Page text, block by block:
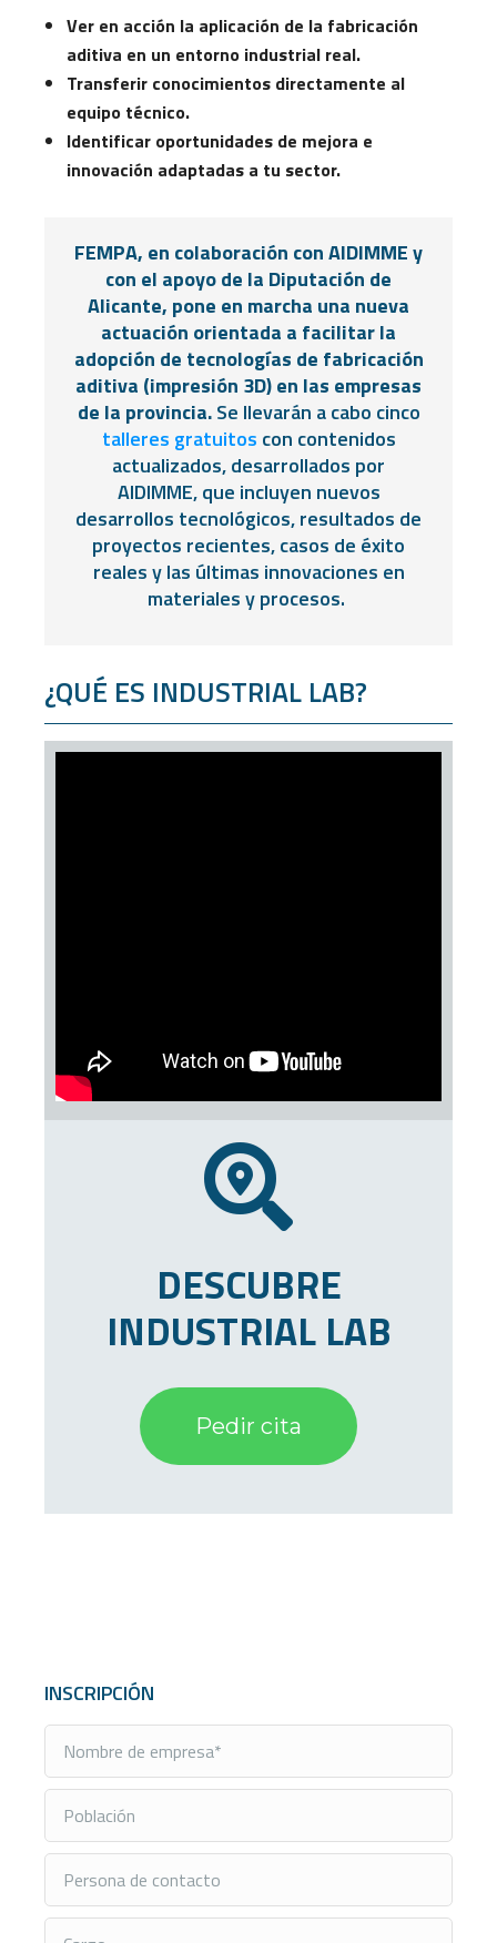
Ver en acción la aplicación de la fabricación
aditiva en un entorno industrial real.
Transferir conocimientos directamente al
equipo técnico.
Identificar oportunidades de mejora e
innovación adaptadas a tu sector.
FEMPA, en colaboración con AIDIMME y
con el apoyo de la Diputación de
Alicante, pone en marcha una nueva
actuación orientada a facilitar la
adopción de tecnologías de fabricación
aditiva (impresión 3D) en las empresas
de la provincia.Se llevarán a cabo cinco
talleres gratuitos con contenidos
actualizados, desarrollados por
AIDIMME, que incluyen nuevos
desarrollos tecnológicos, resultados de
proyectos recientes, casos de éxito
reales y las últimas innovaciones en
materiales y procesos.
¿QUÉ ES INDUSTRIAL LAB?
DESCUBRE
INDUSTRIAL LAB
Pedir cita
INSCRIPCIÓN